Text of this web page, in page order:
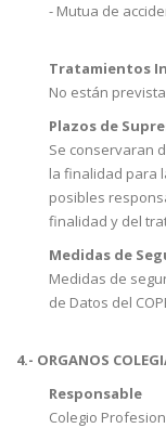
- Mutua de
Tratamientos
No están
Plazos de
Se conservaran
la finalidad para
posibles
finalidad y del
Medidas de
Medidas de
de Datos del
4.- ORGANOS
Responsable
Colegio